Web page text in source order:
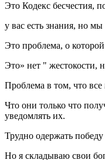
Это Кодекс бесчестия,
у вас есть знания, но
Это проблема, о
Это» нет " жестокости,
Проблема в том, что
Что они только что
уведомлять их.
Трудно одержать
Но я складываю свои